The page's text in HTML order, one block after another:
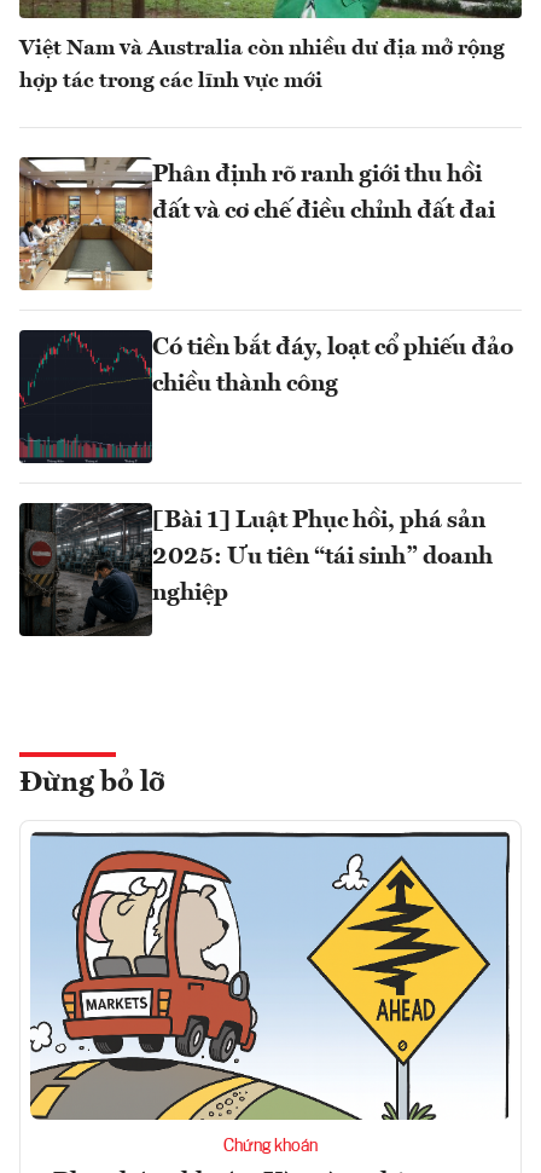
Việt Nam và Australia còn nhiều dư địa mở rộng
hợp tác trong các lĩnh vực mới
Phân định rõ ranh giới thu hồi
đất và cơ chế điều chỉnh đất đai
Có tiền bắt đáy, loạt cổ phiếu đảo
chiều thành công
[Bài 1] Luật Phục hồi, phá sản
2025: Ưu tiên “tái sinh” doanh
nghiệp
Đừng bỏ lỡ
Chứng khoán